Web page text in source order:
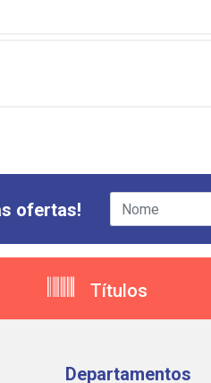
ofertas!
Títulos
Departamentos